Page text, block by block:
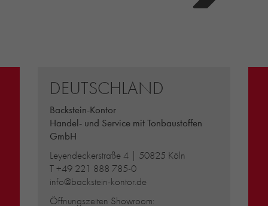
DEUTSCHLAND
Backstein-Kontor
Handel- und Service mit Tonbaustoffen
GmbH
Leyendeckerstraße 4 | 50825 Köln
T+49 221 888 785-0
info@backstein-kontor.de
Öffnungszeiten Showroom: